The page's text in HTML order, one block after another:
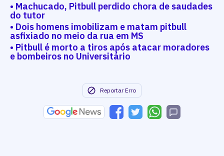
• Machucado, Pitbull perdido chora de saudades
do tutor
• Dois homens imobilizam e matam pitbull
asfixiado no meio da rua em MS
• Pitbull é morto a tiros após atacar moradores
e bombeiros no Universitário
Reportar Erro